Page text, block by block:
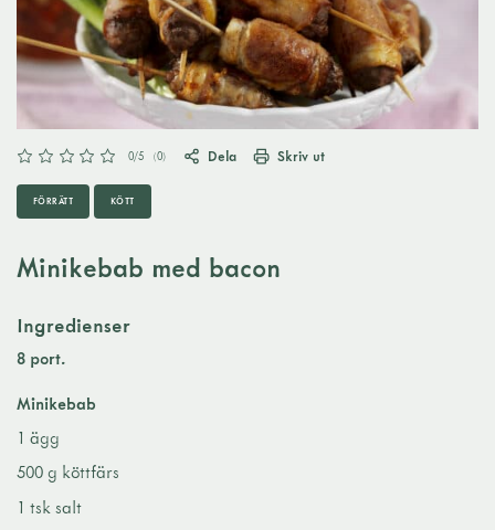
0/5 (0) Dela Skriv ut
FÖRRÄTT KÖTT
Minikebab med bacon
Ingredienser
8 port.
Minikebab
1 ägg
500 g köttfärs
1 tsk salt